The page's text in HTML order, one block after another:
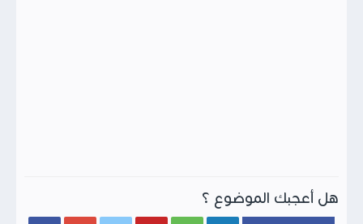
هل أعجبك الموضوع ؟